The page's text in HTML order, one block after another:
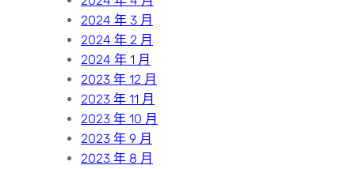
2024 年 3 月
2024 年 2 月
2024 年 1 月
2023 年 12 月
2023 年 11 月
2023 年 10 月
2023 年 9 月
2023 年 8 月